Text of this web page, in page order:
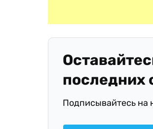
последних
Подписывайтесь на